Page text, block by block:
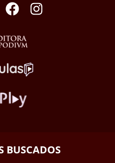
BUSCADOS